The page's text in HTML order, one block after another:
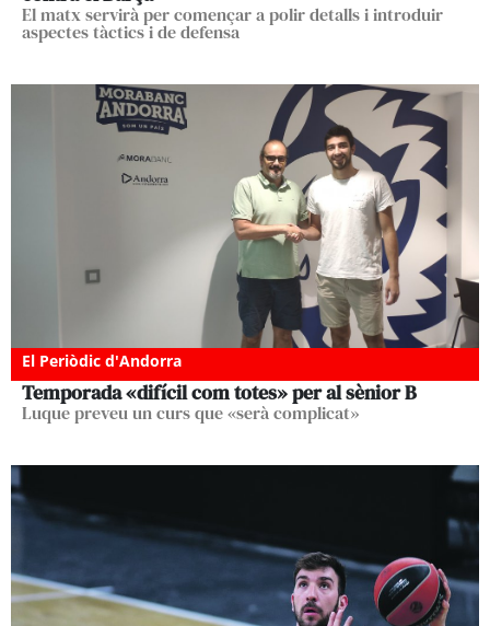
El matx servirà per començar a polir detalls i introduir
aspectes tàctics i de defensa
El Periòdic d'Andorra
Temporada «difícil com totes» per al sènior B
Luque preveu un curs que «serà complicat»